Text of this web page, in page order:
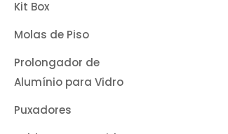
Kit Box
Molas de Piso
Prolongador de
Alumínio para Vidro
Puxadores